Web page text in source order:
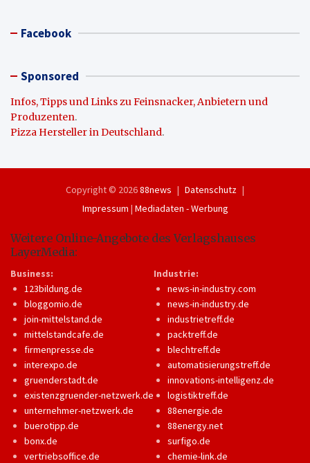
Facebook
Sponsored
Infos, Tipps und Links zu Feinsnacker, Anbietern und
Produzenten.
Pizza Hersteller in Deutschland.
Copyright © 202688news
Datenschutz
Impressum | Mediadaten - Werbung
Weitere Online-Angebote des Verlagshauses
LayerMedia:
Business:
123bildung.de
bloggomio.de
join-mittelstand.de
mittelstandcafe.de
firmenpresse.de
interexpo.de
gruenderstadt.de
existenzgruender-netzwerk.de
unternehmer-netzwerk.de
buerotipp.de
bonx.de
vertriebsoffice.de
Industrie:
news-in-industry.com
news-in-industry.de
industrietreff.de
packtreff.de
blechtreff.de
automatisierungstreff.de
innovations-intelligenz.de
logistiktreff.de
88energie.de
88energy.net
surfigo.de
chemie-link.de